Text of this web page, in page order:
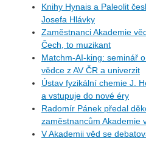
Knihy Hynais a Paleolit
Josefa Hlávky
Zaměstnanci Akademie
Čech, to muzikant
Matchm-AI-king: seminář
vědce z AV ČR a univerzit
Ústav fyzikální chemie J.
a vstupuje do nové éry
Radomír Pánek předal
zaměstnancům Akademie
V Akademii věd se